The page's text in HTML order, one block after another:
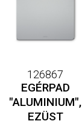
126867
EGÉRPAD
"ALUMINIUM",
EZÜST